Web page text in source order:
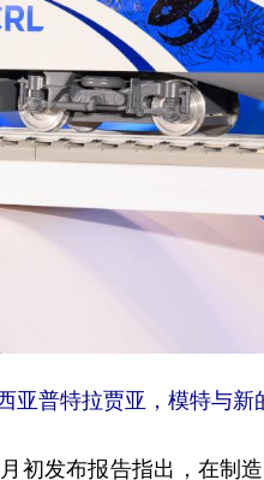
亚普特拉贾亚，模特与新
发布报告指出，在制造